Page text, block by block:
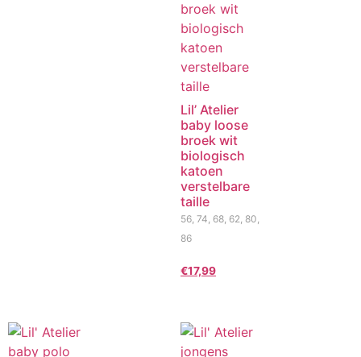
Lil’ Atelier
baby loose
broek wit
biologisch
katoen
verstelbare
taille
56, 74, 68, 62, 80,
86
€17,99